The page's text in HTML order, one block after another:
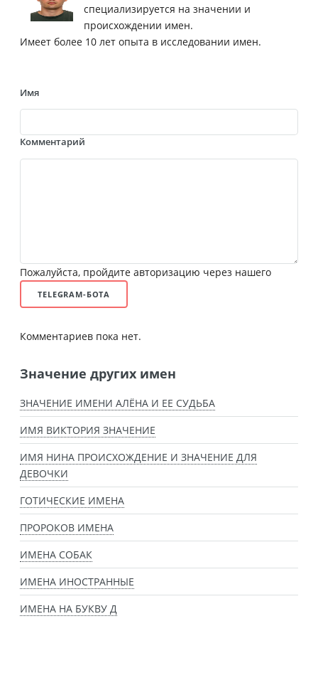
специализируется на значении и
происхождении имен.
Имеет более 10 лет опыта в исследовании имен.
Имя
Комментарий
Пожалуйста, пройдите авторизацию через нашего
TELEGRAM-БОТА
Комментариев пока нет.
Значение других имен
ЗНАЧЕНИЕ ИМЕНИ АЛЁНА И ЕЕ СУДЬБА
ИМЯ ВИКТОРИЯ ЗНАЧЕНИЕ
ИМЯ НИНА ПРОИСХОЖДЕНИЕ И ЗНАЧЕНИЕ ДЛЯ
ДЕВОЧКИ
ГОТИЧЕСКИЕ ИМЕНА
ПРОРОКОВ ИМЕНА
ИМЕНА СОБАК
ИМЕНА ИНОСТРАННЫЕ
ИМЕНА НА БУКВУ Д